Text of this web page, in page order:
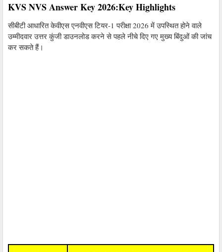
KVS NVS Answer Key 2026:Key Highlights
सीबीटी आधारित केवीएस एनवीएस टियर-1 परीक्षा 2026 में उपस्थित होने वाले
उम्मीदवार उत्तर कुंजी डाउनलोड करने से पहले नीचे दिए गए मुख्य बिंदुओं की जांच
कर सकते हैं।